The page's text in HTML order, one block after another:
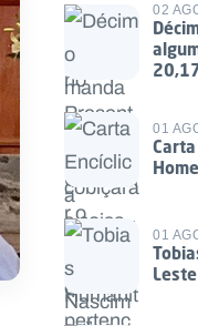
02
01
01